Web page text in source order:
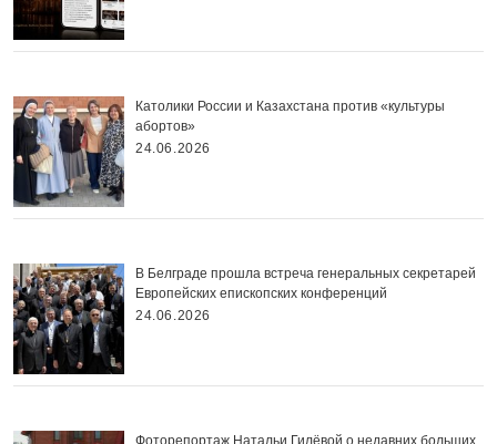
Католики России и Казахстана против «культуры
абортов»
24.06.2026
В Белграде прошла встреча генеральных секретарей
Европейских епископских конференций
24.06.2026
Фоторепортаж Натальи Гилёвой о недавних больших